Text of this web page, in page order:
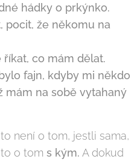
hádky o prkýnko.
pocit, že někomu na
co mám dělat.
fajn, kdyby mi někdo
mám na sobě vytahaný
není o tom, jestli sama,
o tom s kým. A dokud